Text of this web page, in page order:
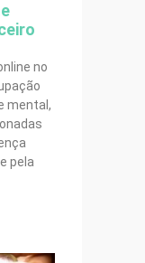
no
mental,
pela